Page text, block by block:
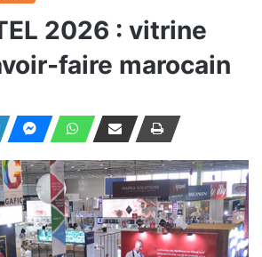
2026 : vitrine
faire marocain